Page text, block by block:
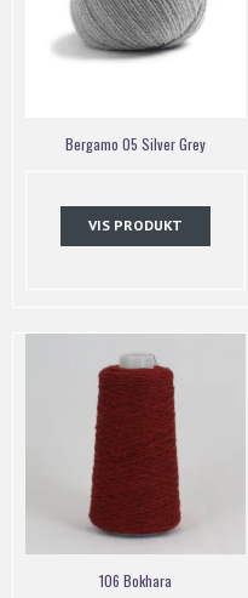
Bergamo 05 Silver Grey
VIS PRODUKT
106 Bokhara